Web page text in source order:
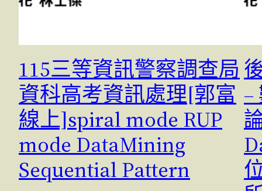
115三等資訊警察調查局
資科高考資訊處理[郭富
線上]spiral mode RUP
mode DataMining
Sequential Pattern
–